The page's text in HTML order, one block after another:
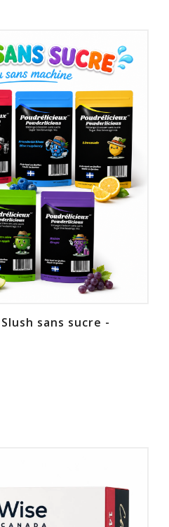
sans sucre -